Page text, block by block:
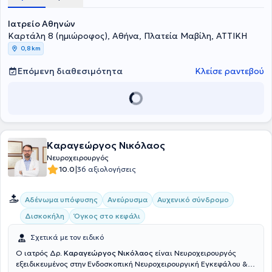
Ιατρείο Αθηνών
Καρτάλη 8 (ημιώροφος), Αθήνα, Πλατεία Μαβίλη, ΑΤΤΙΚΗ
0,8 km
Επόμενη διαθεσιμότητα Κλείσε ραντεβού
Καραγεώργος Νικόλαος
Νευροχειρουργός
10.0|36 αξιολογήσεις
Αδένωμα υπόφυσης Ανεύρυσμα
Αυχενικό σύνδρομο
Δισκοκήλη
Όγκος στο κεφάλι
Σχετικά με τον ειδικό
Ο ιατρός Δρ. Καραγεώργος Νικόλαος είναι Νευροχειρουργός
εξειδικευμένος στην Ενδοσκοπική Νευροχειρουργική Εγκεφάλου &